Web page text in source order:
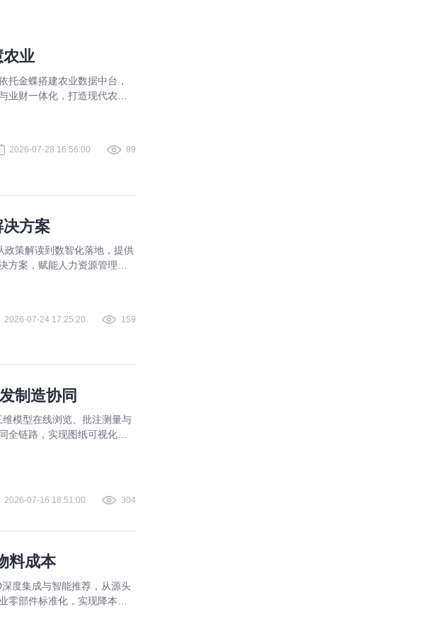
业
托金蝶搭建农业数据中台，
业财一体化，打造现代农业
2026-07-28 16:56:00 89
方案
政策解读到数智化落地，提供
方案，赋能人力资源管理合
2026-07-24 17:25:20 159
制造协同
模型在线浏览、批注测量与
全链路，实现图纸可视化协
2026-07-16 18:51:00 304
料成本
度集成与智能推荐，从源头
零部件标准化，实现降本增